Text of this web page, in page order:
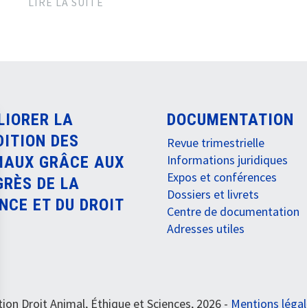
LA
DES
GRÂCE AUX
DE LA
ET DU DROIT
DOCUMENTATION
Revue trimestrielle
Informations juridiques
Expos et conférences
Dossiers et livrets
Centre de documentation
Adresses utiles
Droit Animal, Éthique et Sciences, 2026 - Mentions